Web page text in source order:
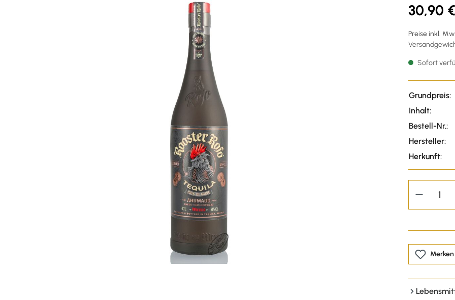
30,90 €
Preise inkl.
Sofort
Grundpreis:
Inhalt:
Bestell-Nr.:
Hersteller:
Herkunft:
Merken